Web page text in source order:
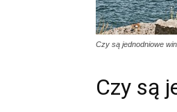
Czy są jednodniowe
Czy są